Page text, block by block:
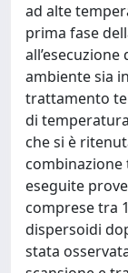
ad alte
prima fase
ambiente sia
trattamento
di
che si è
eseguite
comprese tra
dispersoidi
stata